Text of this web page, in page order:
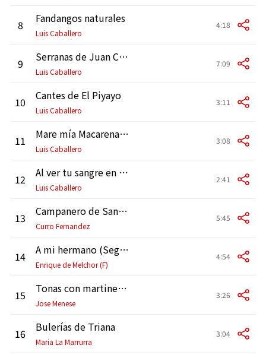
8 Fandangos naturales
Luis Caballero
4:18
9 Serranas de Juan Caballero (Liviana, serrana y cambio de María Borrico)
Luis Caballero
7:09
10 Cantes de El Piyayo
Luis Caballero
3:11
11 Mare mía Macarena (Saeta)
Luis Caballero
3:08
12 Al ver tu sangre en la roca (Saeta)
Luis Caballero
2:41
13 Campanero de Santa Ana (Bulería por soleá y soleares de La Andonda, Juaniqui y Paquirri)
Curro Fernandez
5:45
14 A mi hermano (Seguiriya)
Enrique de Melchor (F)
4:54
15 Tonas con martinete (Directo 1991)
Jose Menese
3:26
16 Bulerías de Triana
Maria La Marrurra
3:04